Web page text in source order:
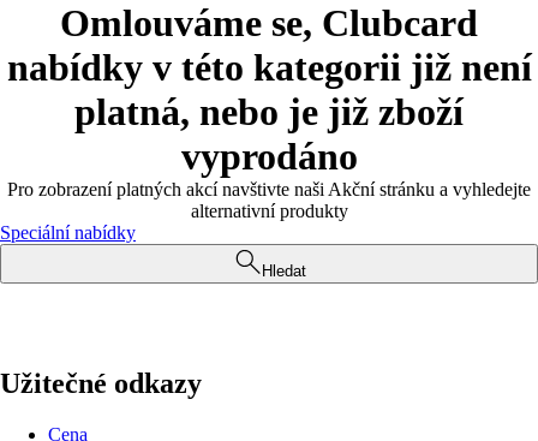
Omlouváme se, Clubcard
nabídky v této kategorii již není
platná, nebo je již zboží
vyprodáno
Pro zobrazení platných akcí navštivte naši Akční stránku a vyhledejte
alternativní produkty
Speciální nabídky
Hledat
Užitečné odkazy
Cena